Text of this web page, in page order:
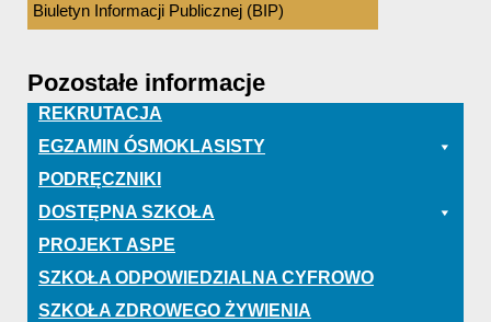
Biuletyn Informacji Publicznej (BIP)
Pozostałe informacje
REKRUTACJA
EGZAMIN ÓSMOKLASISTY
PODRĘCZNIKI
DOSTĘPNA SZKOŁA
PROJEKT ASPE
SZKOŁA ODPOWIEDZIALNA CYFROWO
SZKOŁA ZDROWEGO ŻYWIENIA